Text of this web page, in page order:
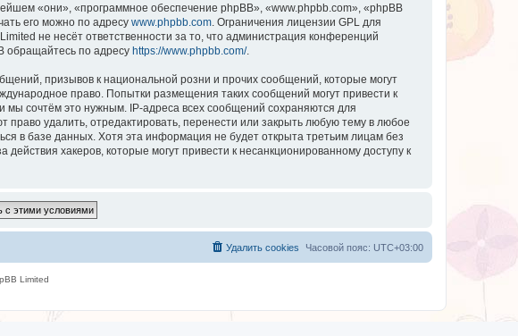
«они», «программное обеспечение phpBB», «www.phpbb.com», «phpBB
его можно по адресу www.phpbb.com . Ограничения лицензии GPL для
не несёт ответственности за то, что администрация конференций
обращайтесь по адресу https://www.phpbb.com/.
призывов к национальной розни и прочих сообщений, которые могут
право. Попытки размещения таких сообщений могут привести к
сочтём это нужным. IP-адреса всех сообщений сохраняются для
удалить, отредактировать, перенести или закрыть любую тему в любое
в базе данных. Хотя эта информация не будет открыта третьим лицам без
хакеров, которые могут привести к несанкционированному доступу к
Часовой пояс: UTC+03:00
Удалить cookies
Limited